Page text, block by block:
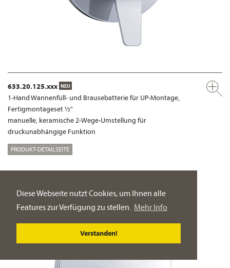
Diese Webseite nutzt Cookies, um Ihnen alle
Features zur Verfügung zu stellen. Mehr Info
Verstanden!
633.20.125.xxx NEU
1-Hand Wannenfüll- und Brausebatterie für UP-Montage,
Fertigmontageset ½"
manuelle, keramische 2-Wege-Umstellung für
druckunabhängige Funktion
PRODUKT-DETAILSEITE